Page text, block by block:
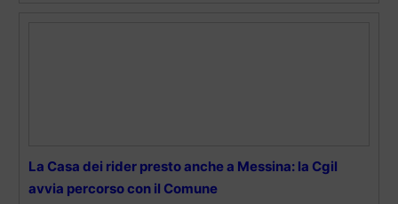
La Casa dei rider presto anche a Messina: la Cgil
avvia percorso con il Comune